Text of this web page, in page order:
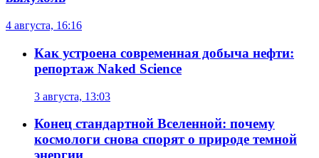
4 августа, 16:16
Как устроена современная добыча нефти:
репортаж Naked Science
3 августа, 13:03
Конец стандартной Вселенной: почему
космологи снова спорят о природе темной
энергии